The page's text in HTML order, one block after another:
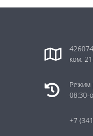
ком.
Режим
08:30-
+7